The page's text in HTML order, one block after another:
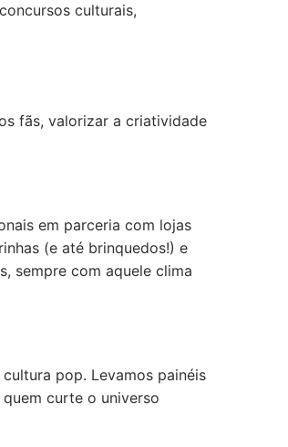
culturais,
fãs, valorizar a criatividade
em parceria com lojas
(e até brinquedos!) e
sempre com aquele clima
pop. Levamos painéis
curte o universo